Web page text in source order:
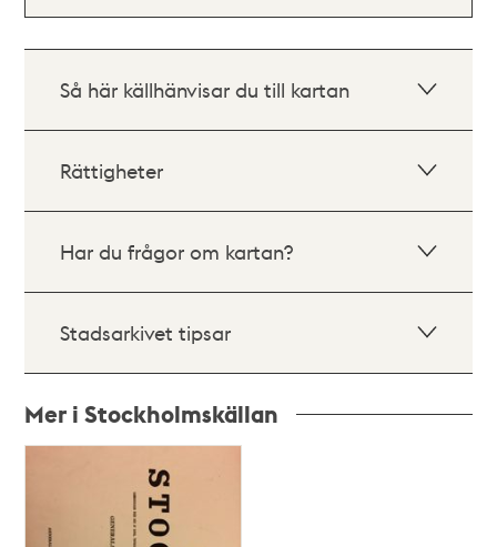
Så här källhänvisar du till kartan
Rättigheter
Har du frågor om kartan?
Stadsarkivet tipsar
Mer i Stockholmskällan
teman